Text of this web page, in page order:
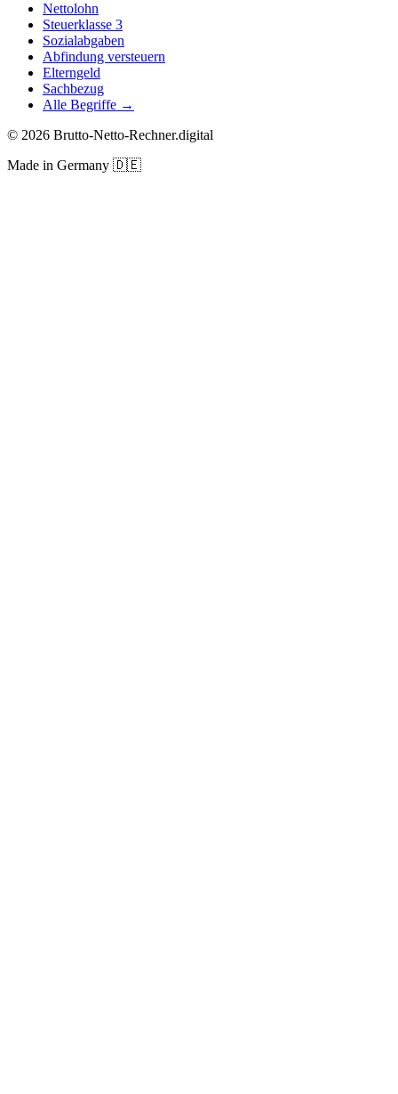
Nettolohn
Steuerklasse 3
Sozialabgaben
Abfindung versteuern
Elterngeld
Sachbezug
Alle Begriffe →
© 2026 Brutto-Netto-Rechner.digital
Made in Germany 🇩🇪